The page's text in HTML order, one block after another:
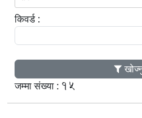
किवर्ड :
जम्मा संख्या : 15